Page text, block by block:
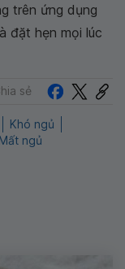
trên ứng dụng
đặt hẹn mọi lúc
sẻ
Khó ngủ
Mất ngủ